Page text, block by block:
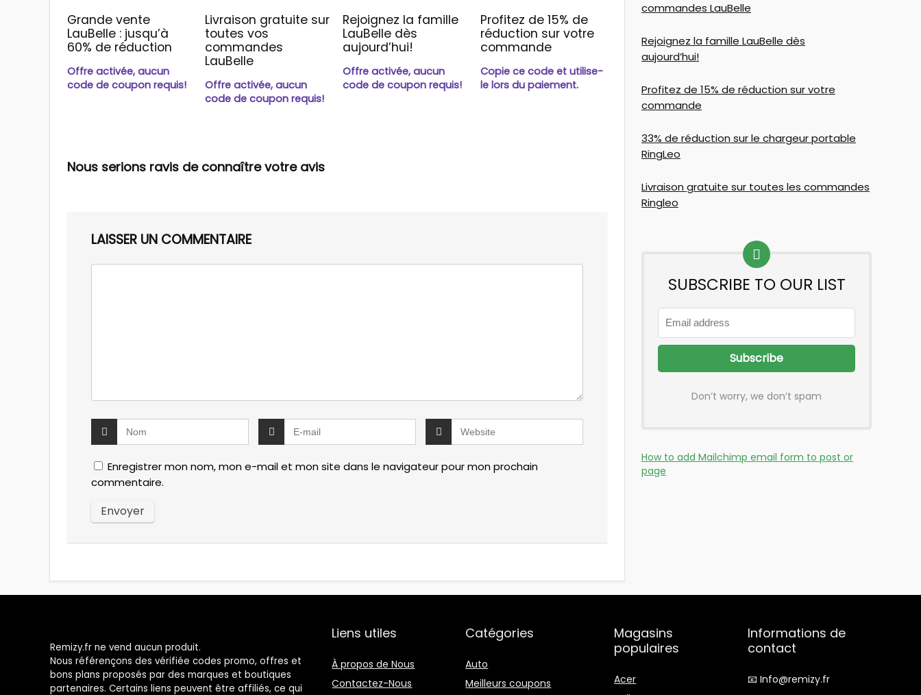
Grande vente
LauBelle : jusqu’à
60% de réduction
Offre activée, aucun
code de coupon requis!
Livraison gratuite sur
toutes vos
commandes
LauBelle
Offre activée, aucun
code de coupon requis!
Rejoignez la famille
LauBelle dès
aujourd’hui!
Offre activée, aucun
code de coupon requis!
Profitez de 15% de
réduction sur votre
commande
Copie ce code et utilise-
le lors du paiement.
Nous serions ravis de connaître votre avis
LAISSER UN COMMENTAIRE
Enregistrer mon nom, mon e-mail et mon site dans le navigateur pour mon prochain
commentaire.
commandes LauBelle
Rejoignez la famille LauBelle dès
aujourd’hui!
Profitez de 15% de réduction sur votre
commande
33% de réduction sur le chargeur portable
RingLeo
Livraison gratuite sur toutes les commandes
Ringleo
SUBSCRIBE TO OUR LIST
Don’t worry, we don’t spam
How to add Mailchimp email form to post or
page
Remizy.fr ne vend aucun produit.
Nous référençons des vérifiée codes promo, offres et
bons plans proposés par des marques et boutiques
partenaires. Certains liens peuvent être affiliés, ce qui
Liens utiles
À propos de Nous
Contactez-Nous
Catégories
Auto
Meilleurs coupons
Magasins
populaires
Acer
Informations de
contact
📧 Info@remizy.fr